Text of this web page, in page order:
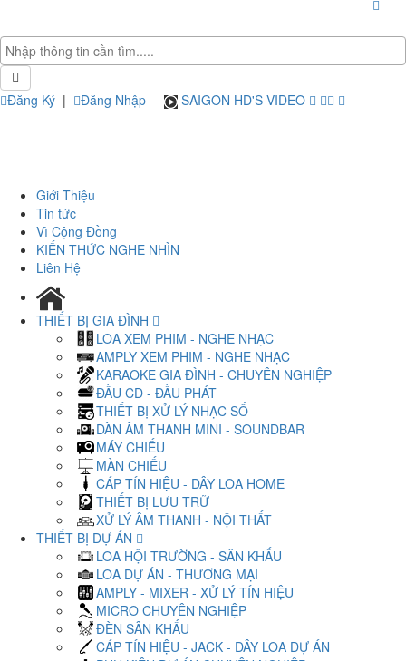
Đăng Ký | Đăng Nhập SAIGON HD'S VIDEO
Giới Thiệu
Tin tức
Vì Cộng Đồng
KIẾN THỨC NGHE NHÌN
Liên Hệ
THIẾT BỊ GIA ĐÌNH
LOA XEM PHIM - NGHE NHẠC
AMPLY XEM PHIM - NGHE NHẠC
KARAOKE GIA ĐÌNH - CHUYÊN NGHIỆP
ĐẦU CD - ĐẦU PHÁT
THIẾT BỊ XỬ LÝ NHẠC SỐ
DÀN ÂM THANH MINI - SOUNDBAR
MÁY CHIẾU
MÀN CHIẾU
CÁP TÍN HIỆU - DÂY LOA HOME
THIẾT BỊ LƯU TRỮ
XỬ LÝ ÂM THANH - NỘI THẤT
THIẾT BỊ DỰ ÁN
LOA HỘI TRƯỜNG - SÂN KHẤU
LOA DỰ ÁN - THƯƠNG MẠI
AMPLY - MIXER - XỬ LÝ TÍN HIỆU
MICRO CHUYÊN NGHIỆP
ĐÈN SÂN KHẤU
CÁP TÍN HIỆU - JACK - DÂY LOA DỰ ÁN